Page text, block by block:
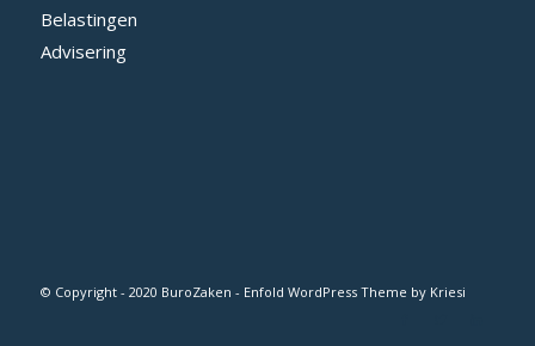
Belastingen
Advisering
© Copyright - 2020 BuroZaken - Enfold WordPress Theme by Kriesi